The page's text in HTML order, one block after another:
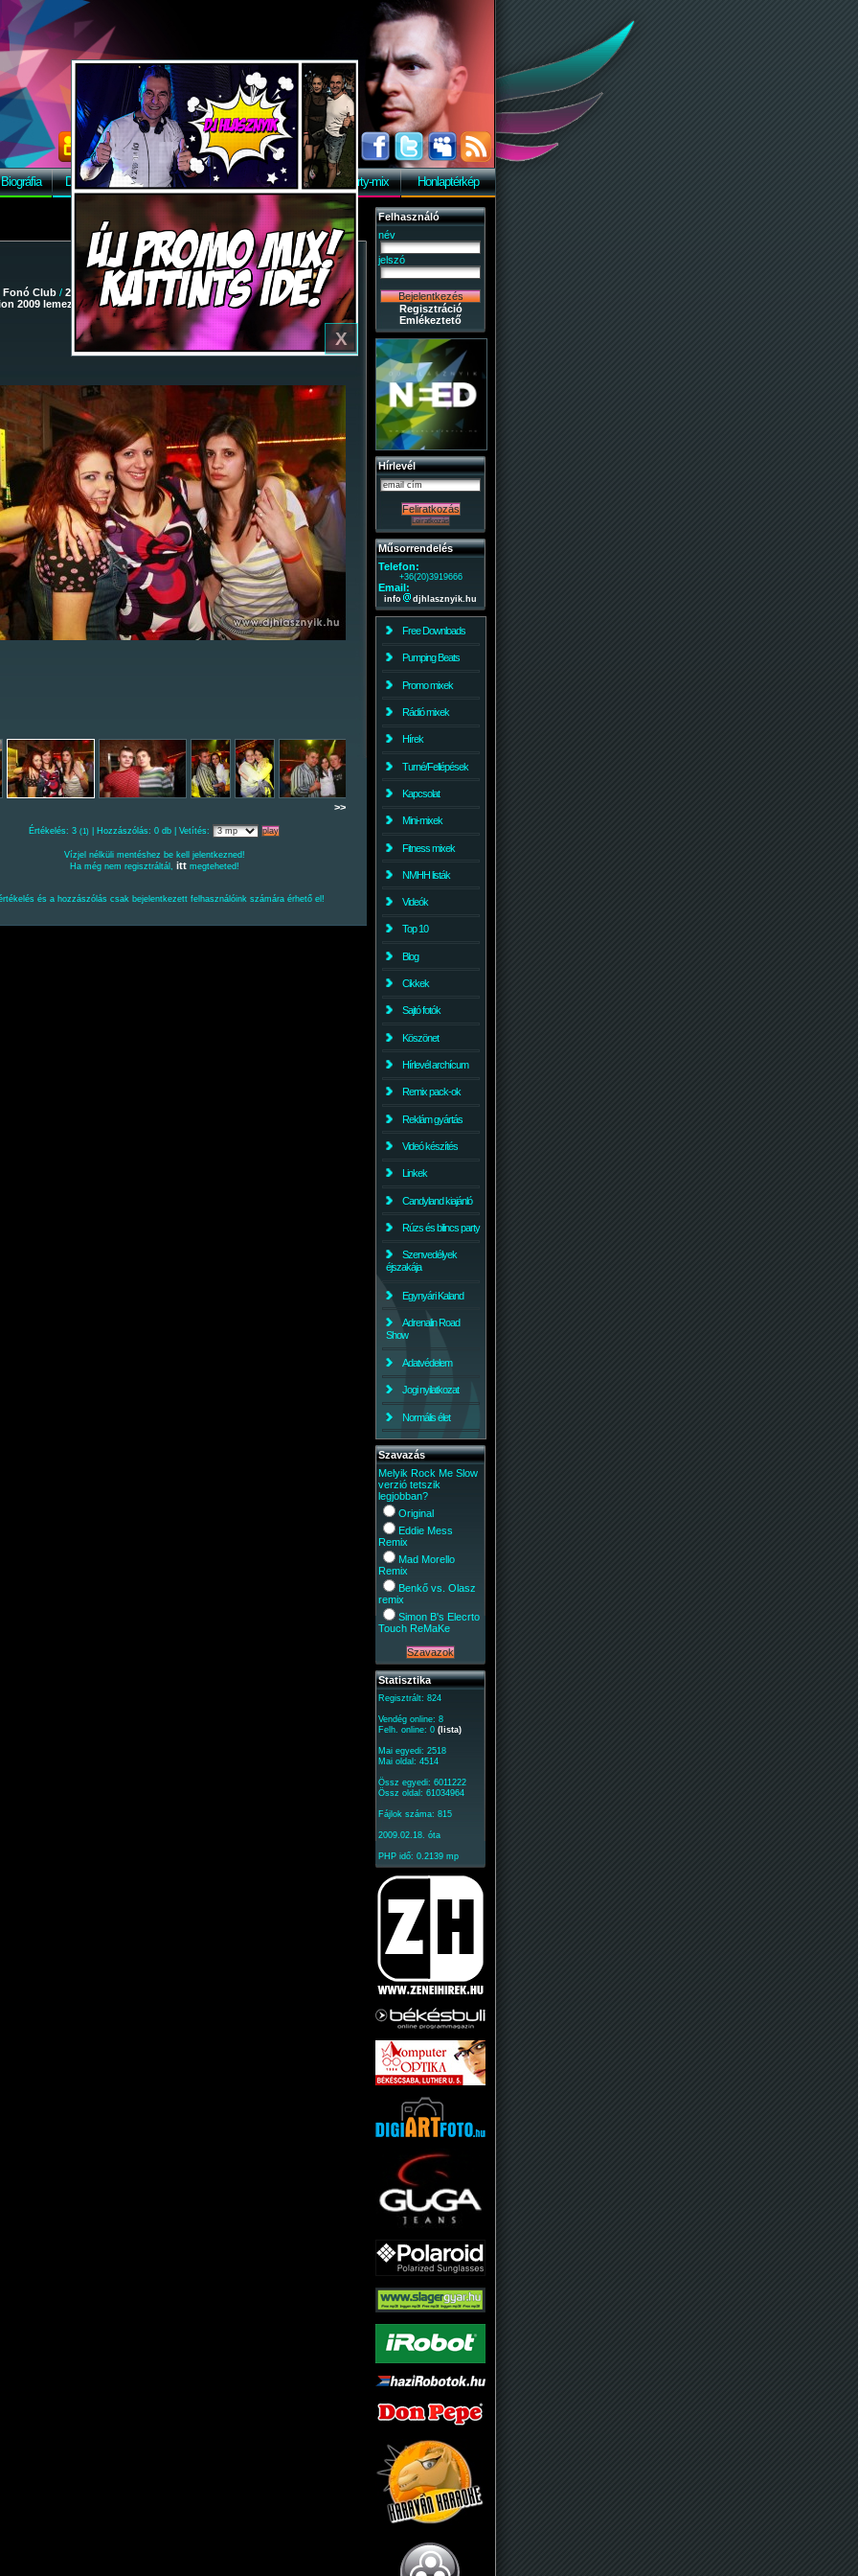
X
Biográfia Discográfia Képek Letöltés Vendégkönyv Party-mix Honlaptérkép
Fonó Club / 2009-03-07 - Dj Hlásznyik vs Wave Riders - Remix
2009 lemezbemutató turné/ 58
>>
Értékelés: 3 (1) | Hozzászólás: 0 db | Vetítés:
Vízjel nélküli mentéshez be kell jelentkezned!
Ha még nem regisztráltál, ittmegteheted!
és a hozzászólás csak bejelentkezett felhasználóink számára érhető el!
Felhasználó
név
jelszó
Regisztráció
Emlékeztető
Hírlevél
Műsorrendelés
Telefon:
+36(20)3919666
Email:
info djhlasznyik.hu
Free Downloads
Pumping Beats
Promo mixek
Rádió mixek
Hírek
Turné/Fellépések
Kapcsolat
Mini-mixek
Fitness mixek
NMHH listák
Videók
Top 10
Blog
Cikkek
Sajtó fotók
Köszönet
Hírlevél archícum
Remix pack-ok
Reklám gyártás
Videó készítés
Linkek
Candyland kiajánló
Rúzs és bilincs party
Szenvedélyek
éjszakája
Egynyári Kaland
Adrenalin Road
Show
Adatvédelem
Jogi nyilatkozat
Normális élet
Szavazás
Melyik Rock Me Slow
verzió tetszik
legjobban?
Original
Eddie Mess
Remix
Mad Morello
Remix
Benkő vs. Olasz
remix
Simon B's Elecrto
Touch ReMaKe
Statisztika
Regisztrált: 824
Vendég online: 8
Felh. online: 0 (lista)
Mai egyedi: 2518
Mai oldal: 4514
Össz egyedi: 6011222
Össz oldal: 61034964
Fájlok száma: 815
2009.02.18. óta
PHP idő: 0.2139 mp